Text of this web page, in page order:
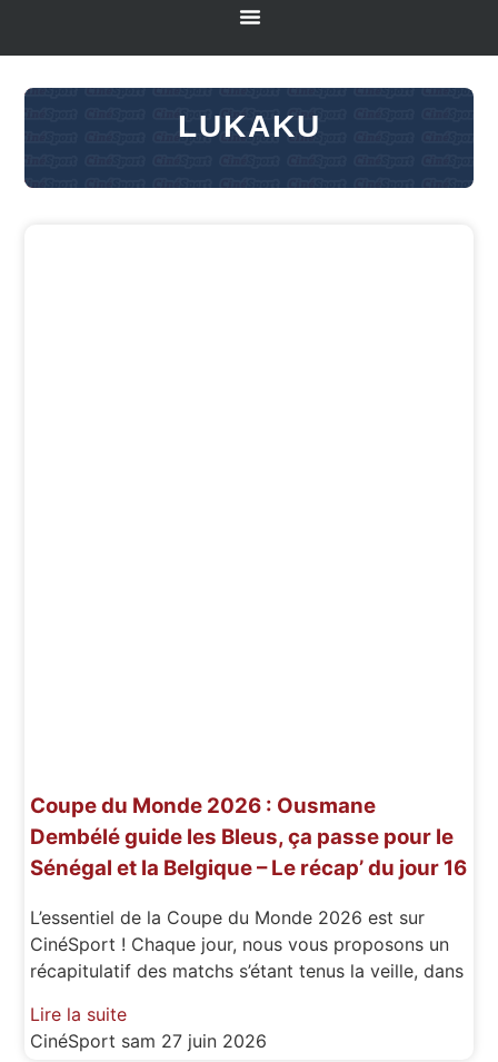
LUKAKU
Coupe du Monde 2026 : Ousmane
Dembélé guide les Bleus, ça passe pour le
Sénégal et la Belgique – Le récap’ du jour 16
L’essentiel de la Coupe du Monde 2026 est sur
CinéSport ! Chaque jour, nous vous proposons un
récapitulatif des matchs s’étant tenus la veille, dans
Lire la suite
CinéSport sam 27 juin 2026